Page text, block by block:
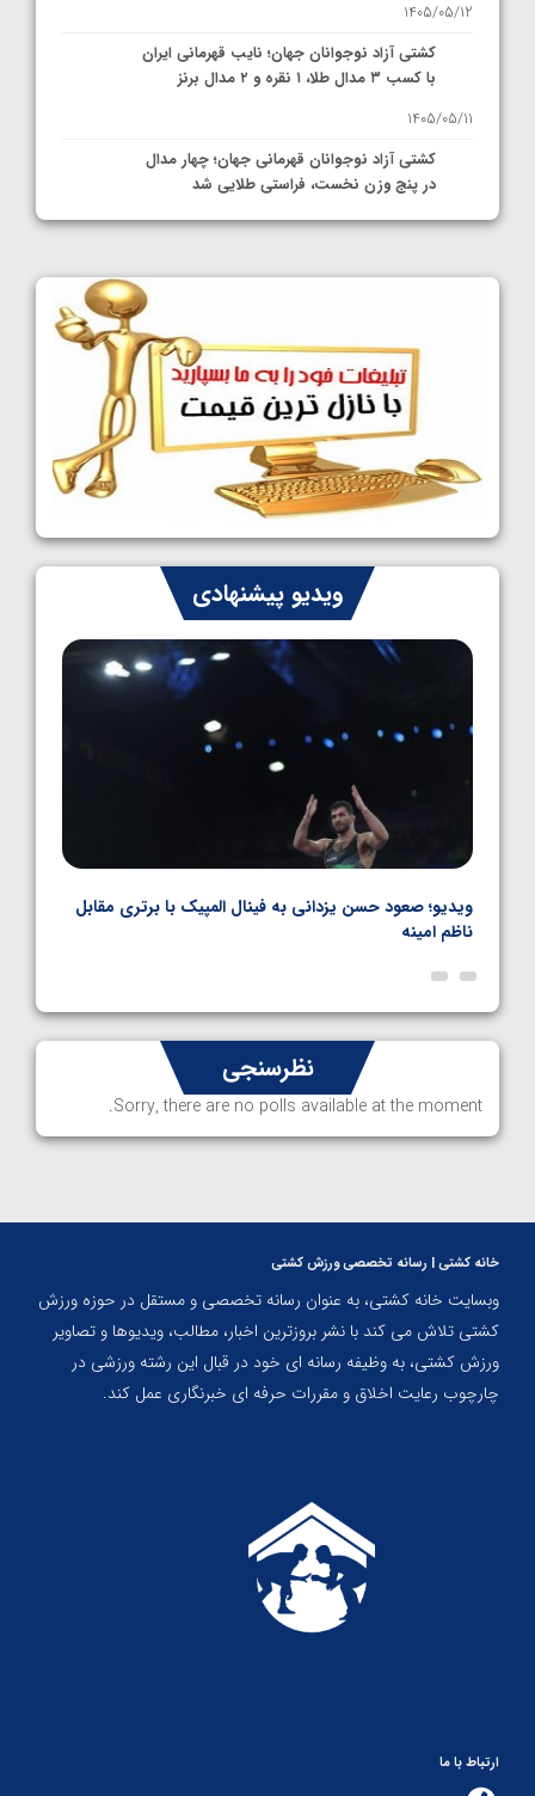
1405/05/12
کشتی آزاد نوجوانان جهان؛ نایب قهرمانی ایران
با کسب ۳ مدال طلا، ۱ نقره و ۲ مدال برنز
1405/05/11
کشتی آزاد نوجوانان قهرمانی جهان؛ چهار مدال
در پنج وزن نخست، فراستی طلایی شد
1405/05/11
کشتی آزاد نوجوانان جهان؛ رقبای نمایندگان
ایران مشخص شدند
1405/05/08
کشتی فرنگی نوجوانان جهان؛ سکوی تیمی
سوم برای ایران
1405/05/07
ایران چشم به راه چهار مدال در پنج وزن دوم
کشتی فرنگی نوجوانان جهان
1405/05/06
ویدیو پیشنهادی
ویدیو؛ صعود حسن یزدانی به فینال المپیک با برتری مقابل
ناظم امینه
نظرسنجی
Sorry, there are no polls available at the moment.
خانه کشتی | رسانه تخصصی ورزش کشتی
وبسایت خانه کشتی، به عنوان رسانه تخصصی و مستقل در حوزه ورزش
کشتی تلاش می کند با نشر بروزترین اخبار، مطالب، ویدیوها و تصاویر
ورزش کشتی، به وظیفه رسانه ای خود در قبال این رشته ورزشی در
چارچوب رعایت اخلاق و مقررات حرفه ای خبرنگاری عمل کند.
ارتباط با ما